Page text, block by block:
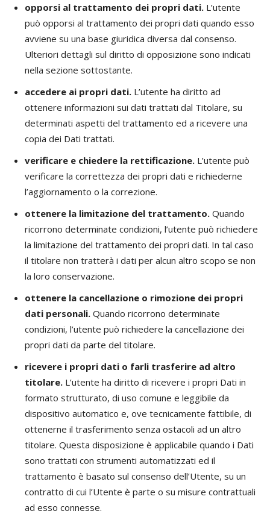
opporsi al trattamento dei propri dati. L’utente
può opporsi al trattamento dei propri dati quando esso
avviene su una base giuridica diversa dal consenso.
Ulteriori dettagli sul diritto di opposizione sono indicati
nella sezione sottostante.
accedere ai propri dati. L’utente ha diritto ad
ottenere informazioni sui dati trattati dal Titolare, su
determinati aspetti del trattamento ed a ricevere una
copia dei Dati trattati.
verificare e chiedere la rettificazione. L’utente può
verificare la correttezza dei propri dati e richiederne
l’aggiornamento o la correzione.
ottenere la limitazione del trattamento. Quando
ricorrono determinate condizioni, l’utente può richiedere
la limitazione del trattamento dei propri dati. In tal caso
il titolare non tratterà i dati per alcun altro scopo se non
la loro conservazione.
ottenere la cancellazione o rimozione dei propri
dati personali. Quando ricorrono determinate
condizioni, l’utente può richiedere la cancellazione dei
propri dati da parte del titolare.
ricevere i propri dati o farli trasferire ad altro
titolare. L’utente ha diritto di ricevere i propri Dati in
formato strutturato, di uso comune e leggibile da
dispositivo automatico e, ove tecnicamente fattibile, di
ottenerne il trasferimento senza ostacoli ad un altro
titolare. Questa disposizione è applicabile quando i Dati
sono trattati con strumenti automatizzati ed il
trattamento è basato sul consenso dell’Utente, su un
contratto di cui l’Utente è parte o su misure contrattuali
ad esso connesse.